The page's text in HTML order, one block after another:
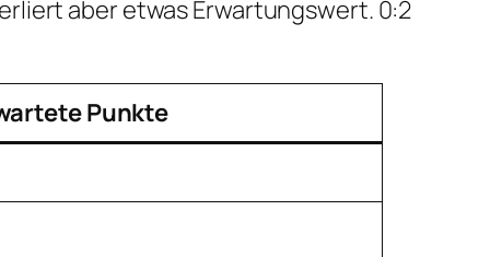
aber etwas Erwartungswert. 0:2
Punkte